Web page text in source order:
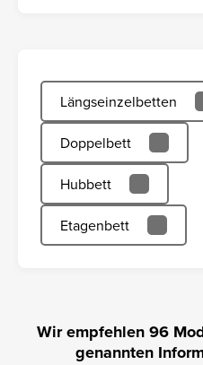
Längseinzelbetten
Doppelbett
Hubbett
Etagenbett
Wir empfehlen96
genannten